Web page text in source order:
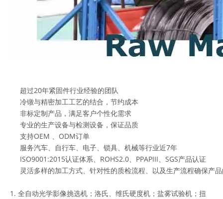
超过20年紧固件行业经验的团队
冷镦与精密加工工艺的结合，节约成本
非标定制产品，满足客户个性化需求
专业的生产设备与检测设备，保证品质
支持OEM 、ODM订单
服务汽车、自行车、电子、锁具、机械等行业近7年
ISO9001:2015认证体系、ROHS2.0、PPAPIII、SGS产品认证
灵活多样的加工方式、针对性的质检流程、以及生产流程确保产
1. 全自动光学影像挑选机；洛氏、维氏硬度机；盐雾试验机；扭